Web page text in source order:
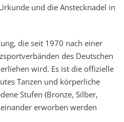
und die Anstecknadel in
die seit 1970 nach einer
des Deutschen
wird. Es ist die offizielle
Tanzen und körperliche
Stufen (Bronze, Silber,
erworben werden